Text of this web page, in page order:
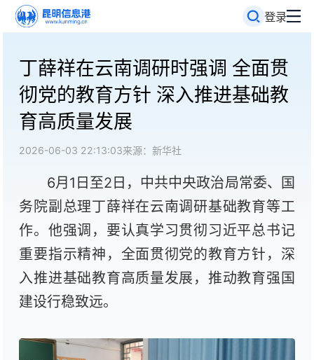
登录
丁薛祥在云南调研时强调 全面贯
彻党的教育方针 深入推进基础教
育高质量发展
2026-06-03 22:13:03来源：新华社
6月1日至2日，中共中央政治局常委、国
务院副总理丁薛祥在云南调研基础教育等工
作。他强调，要认真学习贯彻习近平总书记
重要指示精神，全面贯彻党的教育方针，深
入推进基础教育高质量发展，推动教育强国
建设行稳致远。